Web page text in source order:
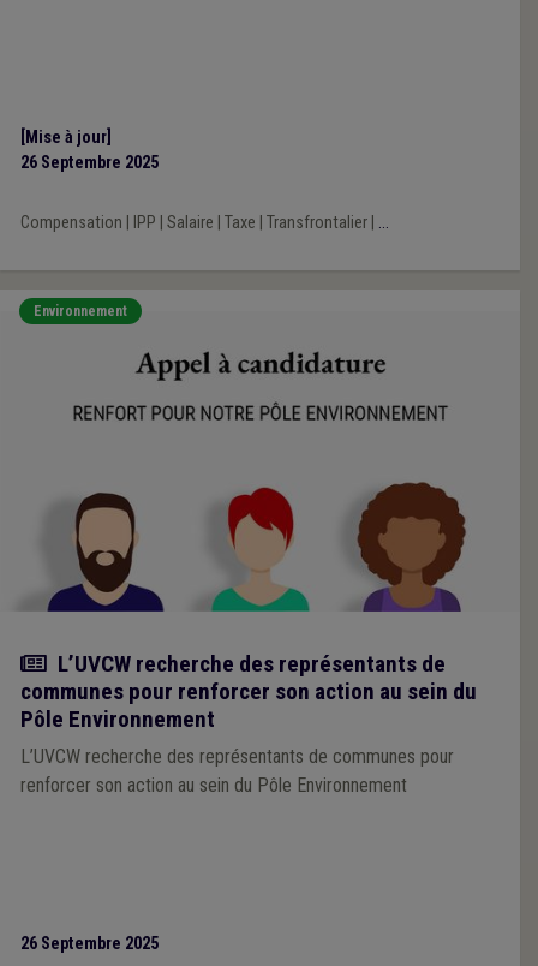
[Mise à jour]
26 Septembre 2025
Compensation IPP Salaire Taxe Transfrontalier| ...
Environnement
Actualité
L’UVCW recherche des représentants de
communes pour renforcer son action au sein du
Pôle Environnement
L’UVCW recherche des représentants de communes pour
renforcer son action au sein du Pôle Environnement
26 Septembre 2025